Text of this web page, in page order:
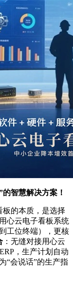
智慧解决方案！
的本质，是选择
心云电子看板系统
工位终端），更核
：无缝对接用心云
，生产计划自动
“会说话”的生产指